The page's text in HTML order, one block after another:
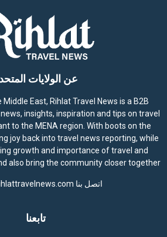
عن الولايات
East, Rihlat Travel News is a B2B
insights, inspiration and tips on travel
to the MENA region. With boots on the
joy back into travel news reporting, while
growth and importance of travel and
also bring the community closer together.
اتصل بنا
تابعنا